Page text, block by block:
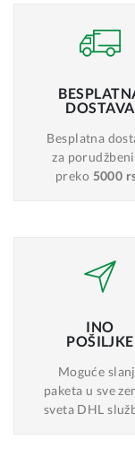
DOSTAVA
Besplatna
za
preko 5000
INO
POŠILJKE
Moguće
paketa u sve
sveta DHL